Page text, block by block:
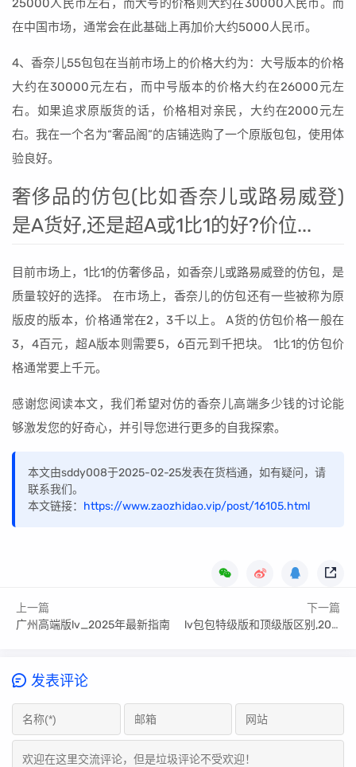
25000人民币左右，而大号的价格则大约在30000人民币。而
在中国市场，通常会在此基础上再加价大约5000人民币。
4、香奈儿55包包在当前市场上的价格大约为：大号版本的价格
大约在30000元左右，而中号版本的价格大约在26000元左
右。如果追求原版货的话，价格相对亲民，大约在2000元左
右。我在一个名为“奢品阁”的店铺选购了一个原版包包，使用体
验良好。
奢侈品的仿包(比如香奈儿或路易威登)
是A货好,还是超A或1比1的好?价位...
目前市场上，1比1的仿奢侈品，如香奈儿或路易威登的仿包，是
质量较好的选择。 在市场上，香奈儿的仿包还有一些被称为原
版皮的版本，价格通常在2，3千以上。 A货的仿包价格一般在
3，4百元，超A版本则需要5，6百元到千把块。 1比1的仿包价
格通常要上千元。
感谢您阅读本文，我们希望对仿的香奈儿高端多少钱的讨论能
够激发您的好奇心，并引导您进行更多的自我探索。
本文由sddy008于2025-02-25发表在货档通，如有疑问，请
联系我们。
本文链接： https://www.zaozhidao.vip/post/16105.html
上一篇
广州高端版lv_2025年最新指南
下一篇
lv包包特级版和顶级版区别,2025最新答案来了
发表评论